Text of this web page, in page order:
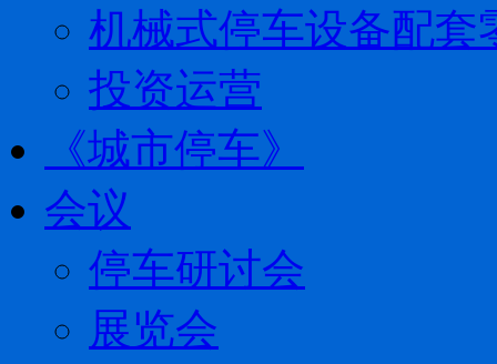
机械式停车设备配套
投资运营
《城市停车》
会议
停车研讨会
展览会